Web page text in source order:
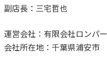
副店長：三宅哲也
運営会社：有限会社ロンパ
会社所在地：千葉県浦安市